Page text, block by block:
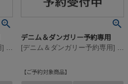
デニム＆ダンガリー予約専用
ご予約対象商品